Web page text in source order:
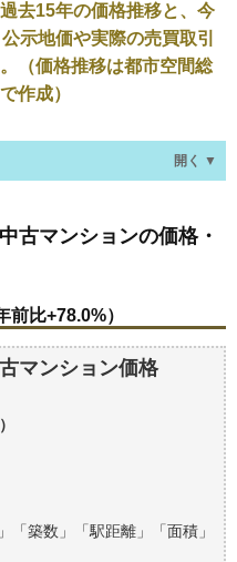
去15年の価格推移と、今
示地価や実際の売買取引
（価格推移は都市空間総
作成）
開く ▼
10年前比+78.0%）
マンションの過去の売
ら検討しよう
が買える？
古マンションの価格・
比+78.0%）
マンション価格
）
築数」「駅距離」「面積」